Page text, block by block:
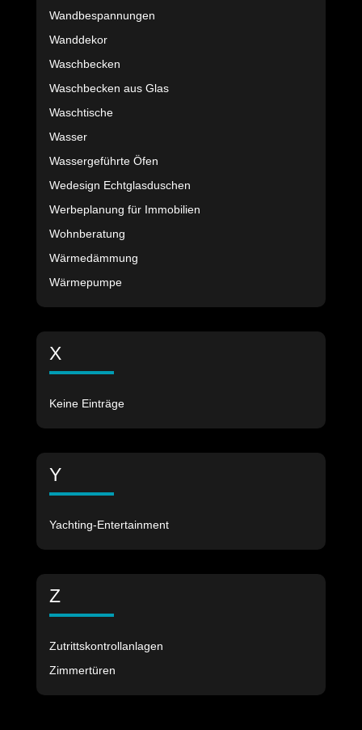
Wandbespannungen
Wanddekor
Waschbecken
Waschbecken aus Glas
Waschtische
Wasser
Wassergeführte Öfen
Wedesign Echtglasduschen
Werbeplanung für Immobilien
Wohnberatung
Wärmedämmung
Wärmepumpe
X
Keine Einträge
Y
Yachting-Entertainment
Z
Zutrittskontrollanlagen
Zimmertüren